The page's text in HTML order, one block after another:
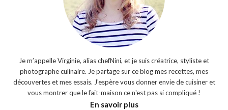
Je m’appelle Virginie, alias chefNini, et je suis créatrice, styliste et
photographe culinaire. Je partage sur ce blog mes recettes, mes
découvertes et mes essais. J'espère vous donner envie de cuisiner et
vous montrer que le fait-maison ce n'est pas si compliqué !
En savoir plus